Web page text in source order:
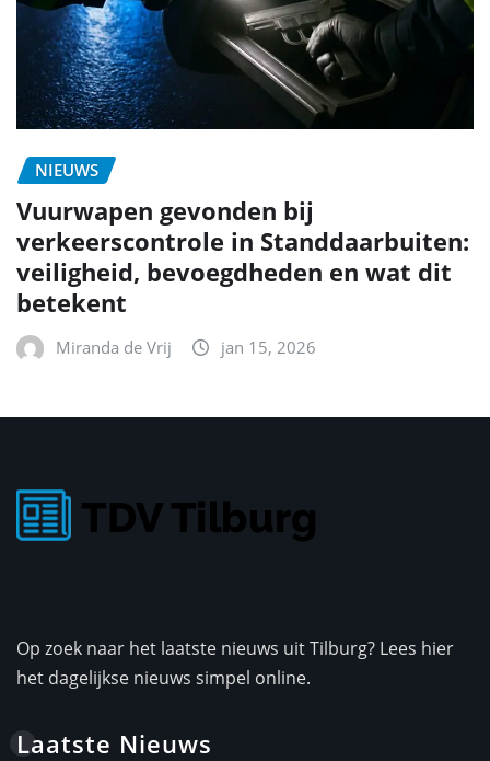
NIEUWS
Vuurwapen gevonden bij
verkeerscontrole in Standdaarbuiten:
veiligheid, bevoegdheden en wat dit
betekent
Miranda de Vrij jan 15, 2026
Op zoek naar het laatste nieuws uit Tilburg? Lees hier
het dagelijkse nieuws simpel online.
Laatste Nieuws